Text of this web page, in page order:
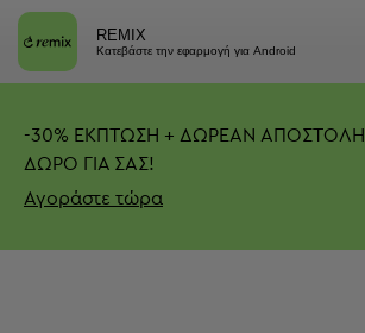
REMIX
Κατεβάστε την εφαρμογή για Android
-30% ΕΚΠΤΩΣΗ + ΔΩΡΕΑΝ ΑΠΟΣΤΟΛΗ
ΔΩΡΟ ΓΙΑ ΣΑΣ!
Αγοράστε τώρα